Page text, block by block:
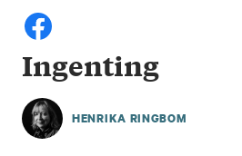
Ingenting
HENRIKA RINGBOM